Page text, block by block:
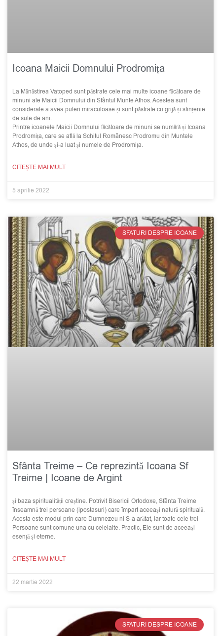
Icoana Maicii Domnului Prodromița
La Mănăstirea Vatoped sunt păstrate cele mai multe icoane făcătoare de
minuni ale Maicii Domnului din Sfântul Munte Athos. Acestea sunt
considerate a avea puteri miraculoase și sunt păstrate cu grijă și sfințenie
de sute de ani.
Printre icoanele Maicii Domnului făcătoare de minuni se numără și Icoana
Prodromița, care se află la Schitul Românesc Prodromu din Muntele
Athos, de unde și-a luat și numele de Prodromița.
CITEȘTE MAI MULT
5 aprilie 2022
SFATURI DESPRE ICOANE
Sfânta Treime – Ce reprezintă Icoana Sf
Treime | Icoane de Argint
și baza spiritualității creștine. Potrivit Bisericii Ortodoxe, Sfânta Treime
înseamnă trei persoane (ipostasuri) care împart aceeași natură spirituală.
Acesta este modul prin care Dumnezeu ni S-a arătat, iar toate cele trei
Persoane sunt comune una cu celelalte. Practic, Ele sunt de aceeași
esență și eterne.
CITEȘTE MAI MULT
22 martie 2022
SFATURI DESPRE ICOANE